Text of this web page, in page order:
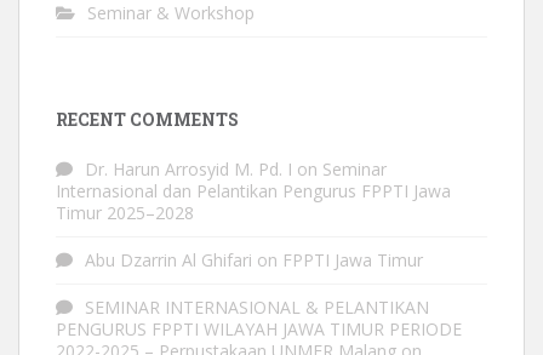
Seminar & Workshop
RECENT COMMENTS
Dr. Harun Arrosyid M. Pd. I on Seminar
Internasional dan Pelantikan Pengurus FPPTI Jawa
Timur 2025–2028
Abu Dzarrin Al Ghifari on FPPTI Jawa Timur
SEMINAR INTERNASIONAL & PELANTIKAN
PENGURUS FPPTI WILAYAH JAWA TIMUR PERIODE